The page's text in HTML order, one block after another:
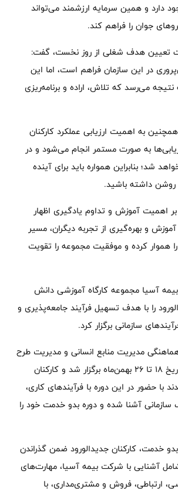
دارد و همین سرمایه ارزشمند می‌تواند
جوان را فراهم کند.
تعیین هدف شغلی از روز نخست، گفت:
در این سازمان فراهم است، اما این
می‌رسد که تلاش، اراده و برنامه‌ریزی
به اهمیت ارزیابی عملکرد کارکنان
به صورت مستمر انجام می‌شود و در
شد؛ بنابراین همواره باید برای آینده
داشته باشید.
بر اهمیت آموزش و تداوم یادگیری اظهار
و بهره‌گیری از تجربه دیگران، مسیر
هموار کرده و موفقیت مجموعه را تقویت
آسیا مجموعه کارگاه آموزشی دانش
را با هدف تسهیل فرآیند جامعه‌پذیری و
سازمانی برگزار کرد.
مدیریت منابع انسانی و مدیریت طرح
و توسعه شرکت از تاریخ ۱۸ تا ۲۶ بهمن‌ماه برگزار شد و کارکنان
با حضور در این دوره با فرآیندهای کاری،
سازمانی آشنا شده و دوره بدو خدمت خود را
خدمت، کارکنان جدیدالورود ضمن گذراندن
آشنایی با شرکت بیمه آسیا، مهارت‌های
ارتباطی، فروش و مشتری‌مداری، با